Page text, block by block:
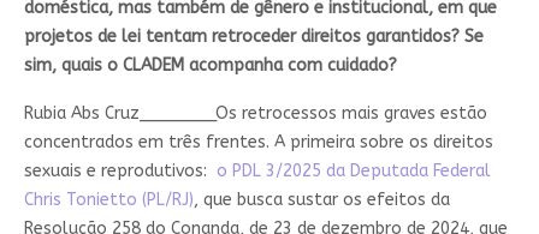
doméstica, mas também de gênero e institucional, em que
projetos de lei tentam retroceder direitos garantidos? Se
sim, quais o CLADEM acompanha com cuidado?
Rubia Abs Cruz________ Os retrocessos mais graves estão
concentrados em três frentes. A primeira sobre os direitos
sexuais e reprodutivos: o PDL 3/2025 da Deputada Federal
Chris Tonietto (PL/RJ), que busca sustar os efeitos da
Resolução 258 do Conanda, de 23 de dezembro de 2024, que